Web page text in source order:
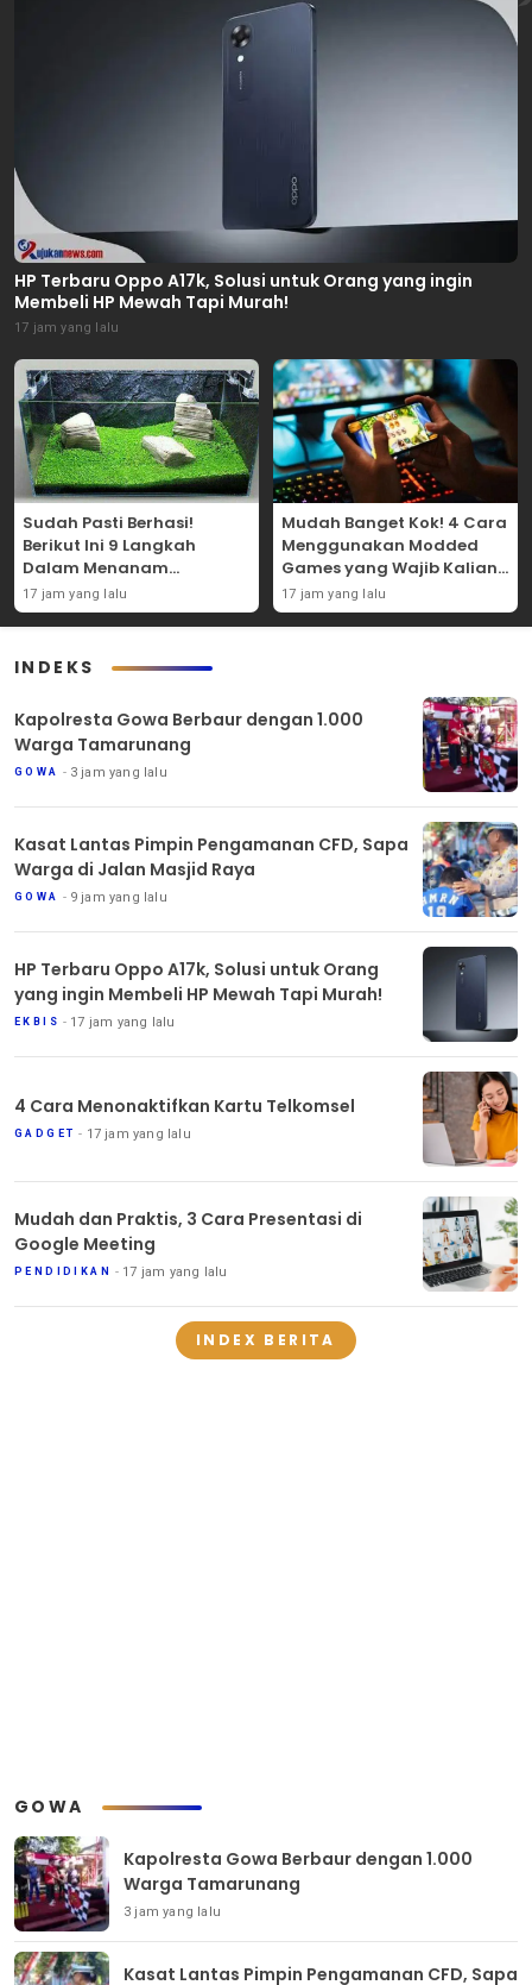
HP Terbaru Oppo A17k, Solusi untuk Orang yang ingin
Membeli HP Mewah Tapi Murah!
17 jam yang lalu
Sudah Pasti Berhasi!
Berikut Ini 9 Langkah
Dalam Menanam
Tanaman Carpet Seed Di
Aquascape!
17 jam yang lalu
Mudah Banget Kok! 4 Cara
Menggunakan Modded
Games yang Wajib Kalian
Coba Sendiri!
17 jam yang lalu
INDEKS
Kapolresta Gowa Berbaur dengan 1.000
Warga Tamarunang
GOWA 3 jam yang lalu
Kasat Lantas Pimpin Pengamanan CFD, Sapa
Warga di Jalan Masjid Raya
GOWA 9 jam yang lalu
HP Terbaru Oppo A17k, Solusi untuk Orang
yang ingin Membeli HP Mewah Tapi Murah!
EKBIS 17 jam yang lalu
4 Cara Menonaktifkan Kartu Telkomsel
GADGET 17 jam yang lalu
Mudah dan Praktis, 3 Cara Presentasi di
Google Meeting
PENDIDIKAN 17 jam yang lalu
INDEX BERITA
GOWA
Kapolresta Gowa Berbaur dengan 1.000
Warga Tamarunang
3 jam yang lalu
Kasat Lantas Pimpin Pengamanan CFD, Sapa